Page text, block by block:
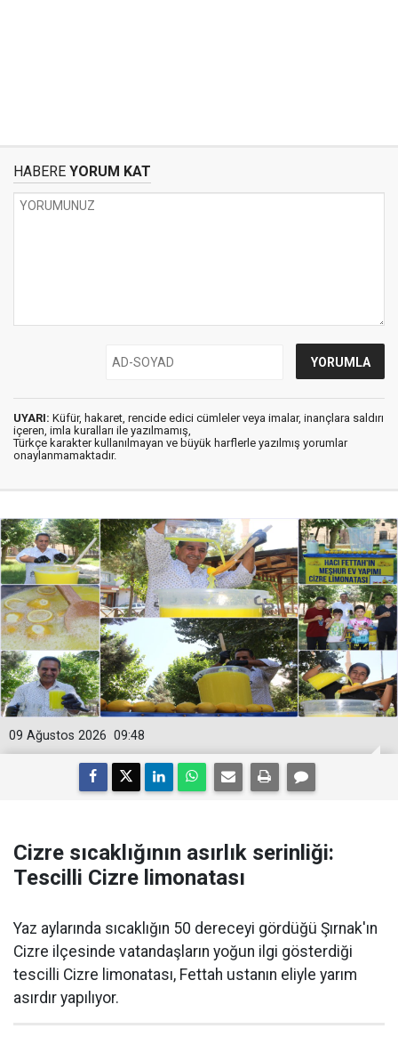
HABERE YORUM KAT
UYARI: Küfür, hakaret, rencide edici cümleler veya imalar, inançlara saldırı
içeren, imla kuralları ile yazılmamış,
Türkçe karakter kullanılmayan ve büyük harflerle yazılmış yorumlar
onaylanmamaktadır.
09:48
09 Ağustos 2026
Cizre sıcaklığının asırlık serinliği:
Tescilli Cizre limonatası
Yaz aylarında sıcaklığın 50 dereceyi gördüğü Şırnak'ın
Cizre ilçesinde vatandaşların yoğun ilgi gösterdiği
tescilli Cizre limonatası, Fettah ustanın eliyle yarım
asırdır yapılıyor.